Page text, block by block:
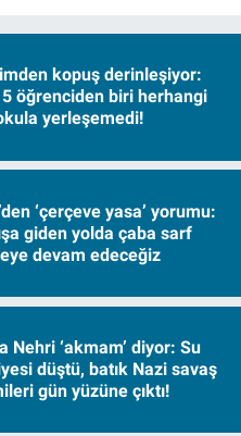
kopuş derinleşiyor:
5 öğrenciden biri herhangi
yerleşemedi!
‘çerçeve yasa’ yorumu:
giden yolda çaba sarf
devam edeceğiz
Nehri ‘akmam’ diyor: Su
düştü, batık Nazi savaş
gün yüzüne çıktı!